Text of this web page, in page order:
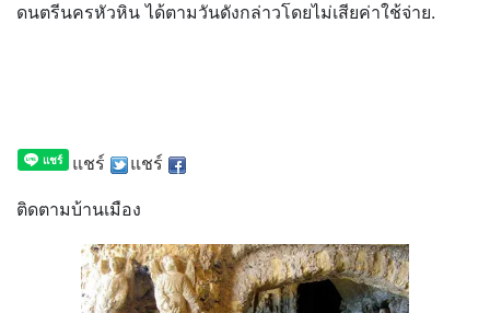
ดนตรีนครหัวหิน ได้ตามวันดังกล่าวโดยไม่เสียค่าใช้จ่าย.
แชร์ แชร์
ติดตามบ้านเมือง